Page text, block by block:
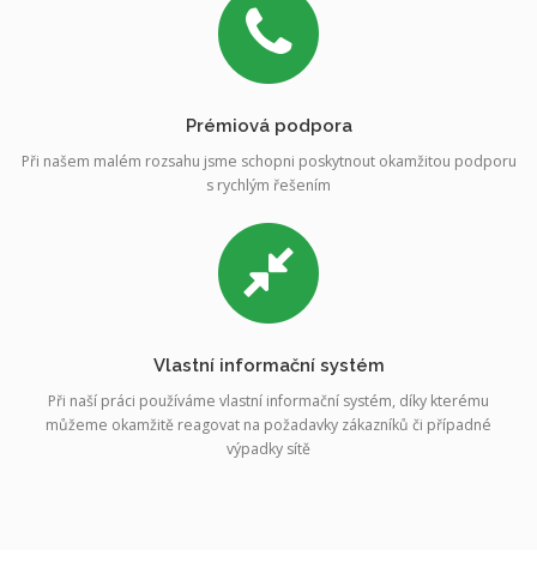
Prémiová podpora
Při našem malém rozsahu jsme schopni poskytnout okamžitou podporu
s rychlým řešením
Vlastní informační systém
Při naší práci používáme vlastní informační systém, díky kterému
můžeme okamžitě reagovat na požadavky zákazníků či případné
výpadky sítě